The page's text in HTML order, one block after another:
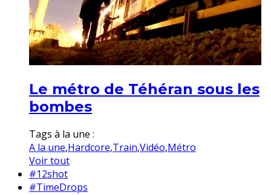
Le métro de Téhéran sous les
bombes
Tags à la une :
A la une,Hardcore,Train,Vidéo,Métro
Voir tout
#12shot
#TimeDrops